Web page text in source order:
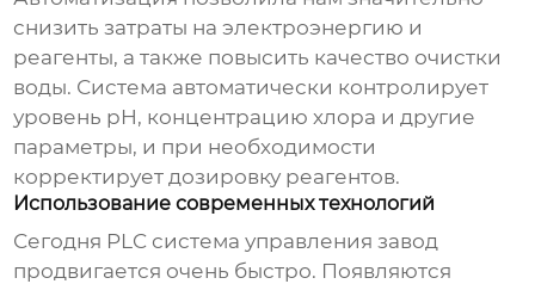
снизить затраты на электроэнергию и
реагенты, а также повысить качество очистки
воды. Система автоматически контролирует
уровень pH, концентрацию хлора и другие
параметры, и при необходимости
корректирует дозировку реагентов.
Использование современных технологий
Сегодня PLC система управления завод
продвигается очень быстро. Появляются